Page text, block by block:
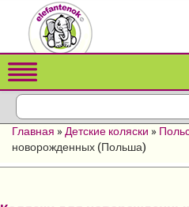
Спасибо, что выбрали нас!
Распродажа!
Детские коляски
Кроватки для новорожденных
Главная »Детские коляски »
новорожденных (Польша)